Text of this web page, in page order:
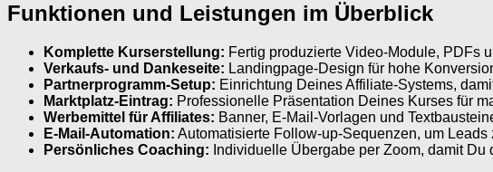
Funktionen und Leistungen im Überblick
Komplette Kurserstellung: Fertig produzierte Video-Module, PDFs
Verkaufs- und Dankeseite: Landingpage-Design für hohe
Partnerprogramm-Setup: Einrichtung Deines Affiliate-Systems,
Marktplatz-Eintrag: Professionelle Präsentation Deines Kurses für
Werbemittel für Affiliates: Banner, E-Mail-Vorlagen und
E-Mail-Automation: Automatisierte Follow-up-Sequenzen, um
Persönliches Coaching: Individuelle Übergabe per Zoom, damit